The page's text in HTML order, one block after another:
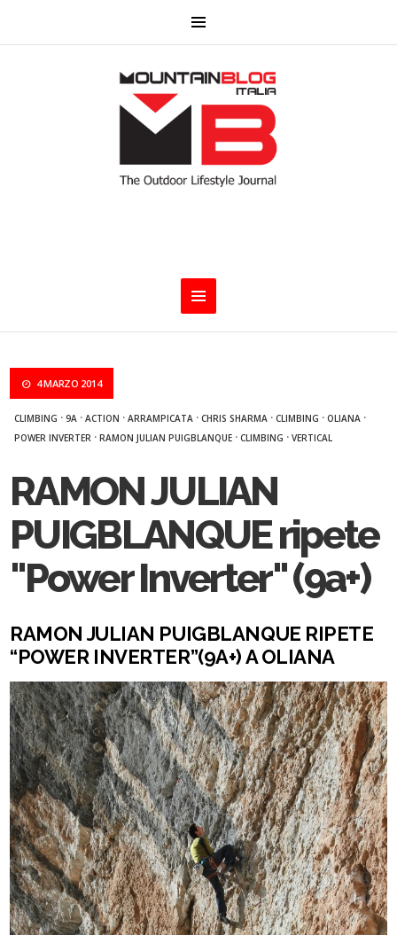
4 MARZO 2014
CLIMBING ·9A ·ACTION ·ARRAMPICATA ·CHRIS SHARMA ·CLIMBING ·OLIANA ·
POWER INVERTER ·RAMON JULIAN PUIGBLANQUE ·CLIMBING ·VERTICAL
RAMON JULIAN
PUIGBLANQUE ripete
"Power Inverter" (9a+)
RAMON JULIAN PUIGBLANQUE RIPETE
“POWER INVERTER”(9A+) A OLIANA